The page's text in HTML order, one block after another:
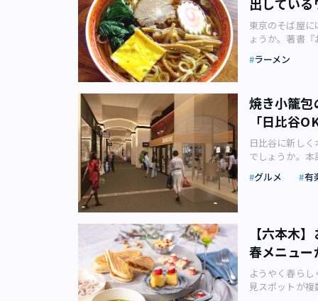
カレーに舌鼓
おいしいカレ
新橋3）を紹介
で無駄のない造
れた瞬間から
も、あっさりと
段下「八咫烏
（千代田区九
ルのような雰
では動物系の
は黒（しょう
す。 さらに麺
も滑らか。夜に
トでラーメン
ン店が数多く存
染拡大は、ま
対策を十分に行
します。 心浮
開催場所：マ
料金：平日大
サービス料込。
急線・京王線
「ATELIER
ーツ、アコー
ク音楽Live」
COFFEE
ルピング」を
コーヒーを味
「コーヒーブレ
体験風景（画
りに開催される
のイベント会
子）、ジャズな
ズ喫茶がコン
する、という
この原点に立
舗以上ものコ
ーの紹介や、
像：シカマア
や」は、桜え
で、地元はも
創作料理店で
する創作料理
て「味の良さ
産の数少ない
場に足を運ん
わりの料理の
い、すりおろ
高級グルメがじ
れてきたおで
び、夜ごとに
もおでんがあり
として、全国
煮込む（画像
くされましたが
むと、アップ
ラアイスクリ
身。新しいの
ルサイダー。価
フォーム マキ
豆がちりばめら
ンスタグラム
ないと感じて
味わいと、な
されたエスプ
825円（税込み
しがゴロゴロ
で、秋にぴっ
味も大人っぽ
ろやかさと、
パンナコッタ
るだけでなく、
「FabCafe
にUVプリンタ
お手軽なキット
り体験が可能な
できるカフェは
フェによって
みようと思って
金も時間もか
かじめ設備や
タッフからアド
人でも安心し
Tokyo」は、
ができるカフ
魅力について
供：株式会社
東京のそば屋
ょうか。著書
化研究会さん
ラーメン（画
江（ろこう）
したのは大正
うになったの
になったのも
など多彩な食事
ば屋は「飯屋
食は銭湯に行
る場所ではな
（うどんげ）著
に初めて丼物
です。そば屋
す。 そんなそ
ラーメン
焼き小籠
「日比谷
日比谷に新し
でしょうか。
介します。「
社 プレスリリ
います。 そこ
食店について
OKUROJI」で
こでは、日比谷
グルメ 有
【六本木
春メニュー
ようやく春ら
見スポットが